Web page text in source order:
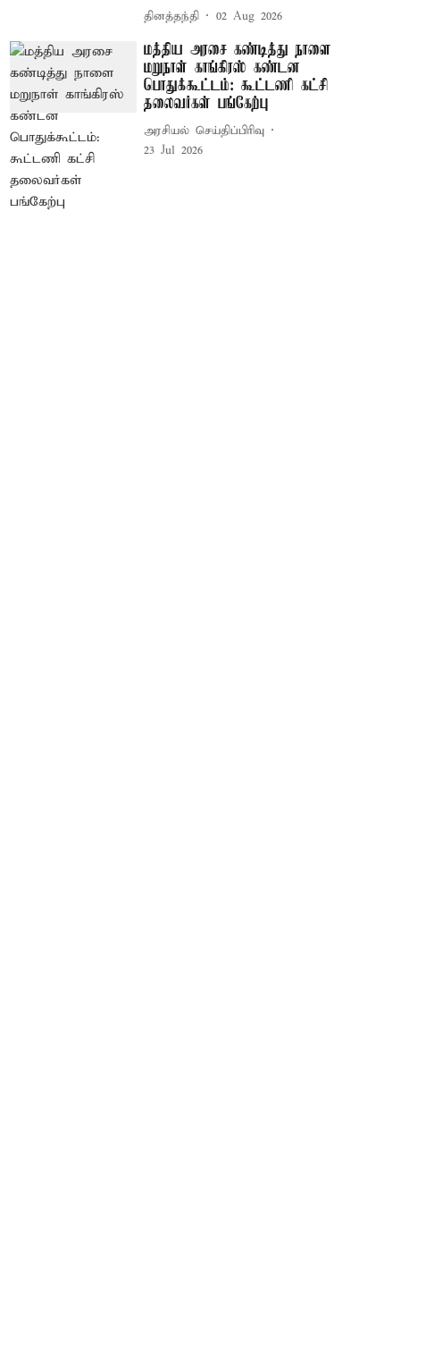
தினத்தந்தி 02 Aug 2026
மத்திய அரசை கண்டித்து நாளை
மறுநாள் காங்கிரஸ் கண்டன
பொதுக்கூட்டம்: கூட்டணி கட்சி
தலைவர்கள் பங்கேற்பு
அரசியல் செய்திப்பிரிவு
23 Jul 2026